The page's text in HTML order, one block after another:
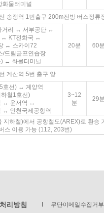
화물터미널
송정역 1번출구 200m전방 버스정류
거리 ↔ 서부공단 ↔
↔ KT전화국 ↔
↔ 스카이72
/드림골프연습장
↔ 화물터미널
20분 60분
계산역 5번 출구 앞
호선) ↔ 계양역
철1호선)
↔ 운서역 ↔
↔ 인천국제공항역
3~12
분
29분
하철)에서 공항철도(AREX)로 환승
스 이용 가능 (112, 203번)
리방침 무단이메일수집거부